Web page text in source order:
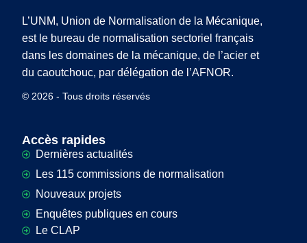
L’UNM, Union de Normalisation de la Mécanique,
est le bureau de normalisation sectoriel français
dans les domaines de la mécanique, de l’acier et
du caoutchouc, par délégation de l’AFNOR.
© 2026 - Tous droits réservés
Accès rapides
Dernières actualités
Les 115 commissions de normalisation
Nouveaux projets
Enquêtes publiques en cours
Le CLAP